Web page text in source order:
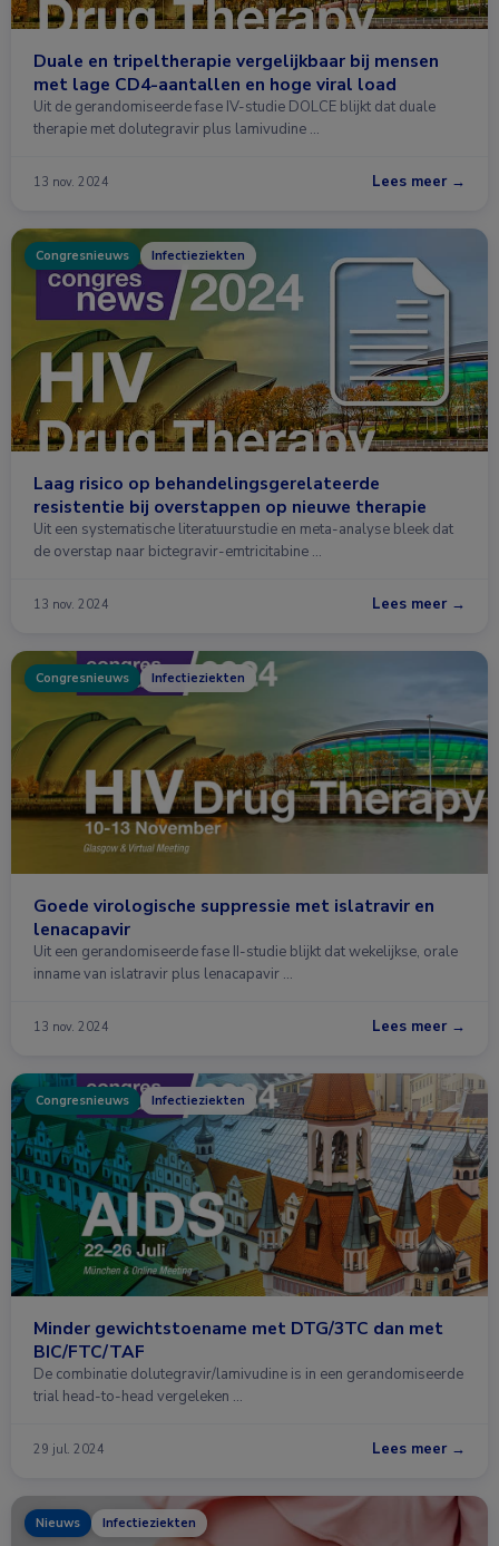
Duale en tripeltherapie vergelijkbaar bij mensen
met lage CD4-aantallen en hoge viral load
Uit de gerandomiseerde fase IV-studie DOLCE blijkt dat duale
therapie met dolutegravir plus lamivudine …
13 nov. 2024 Lees meer →
Congresnieuws Infectieziekten
Laag risico op behandelingsgerelateerde
resistentie bij overstappen op nieuwe therapie
Uit een systematische literatuurstudie en meta-analyse bleek dat
de overstap naar bictegravir-emtricitabine …
13 nov. 2024 Lees meer →
Congresnieuws Infectieziekten
Goede virologische suppressie met islatravir en
lenacapavir
Uit een gerandomiseerde fase II-studie blijkt dat wekelijkse, orale
inname van islatravir plus lenacapavir …
13 nov. 2024 Lees meer →
Congresnieuws Infectieziekten
Minder gewichtstoename met DTG/3TC dan met
BIC/FTC/TAF
De combinatie dolutegravir/lamivudine is in een gerandomiseerde
trial head-to-head vergeleken …
29 jul. 2024 Lees meer →
Nieuws Infectieziekten